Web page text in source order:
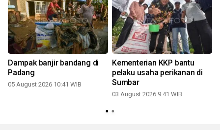
Dampak banjir bandang di
Padang
05 August 2026 10:41 WIB
Kementerian KKP bantu
pelaku usaha perikanan di
Sumbar
03 August 2026 9:41 WIB